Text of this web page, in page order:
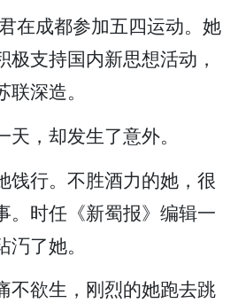
在成都参加五四运动。她
极支持国内新思想活动，
深造。
，却发生了意外。
饯行。不胜酒力的她，很
。时任《新蜀报》编辑一
了她。
不欲生，刚烈的她跑去跳